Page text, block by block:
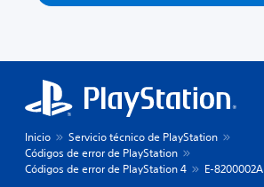
Inicio
Servicio técnico de PlayStation
Códigos de error de PlayStation
Códigos de error de PlayStation 4
E-8200002A